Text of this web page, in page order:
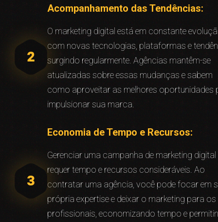
Acompanhamento das Tendências:
O marketing digital está em constante
com novas tecnologias, plataformas e
surgindo regularmente. Agências mantêm-se
atualizadas sobre essas mudanças e sabem
como aproveitar as melhores oportunidades
impulsionar sua marca.
Economia de Tempo e Recursos:
Gerenciar uma campanha de marketing digital
requer tempo e recursos consideráveis. Ao
contratar uma agência, você pode focar em
própria expertise e deixar o marketing para os
profissionais, economizando tempo e